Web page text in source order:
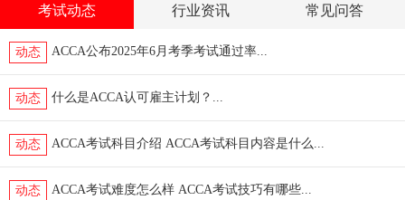
考试动态 行业资讯 常见问答
动态 ACCA公布2025年6月考季考试通过率...
动态 什么是ACCA认可雇主计划？...
动态 ACCA考试科目介绍 ACCA考试科目内容是什么...
动态 ACCA考试难度怎么样 ACCA考试技巧有哪些...